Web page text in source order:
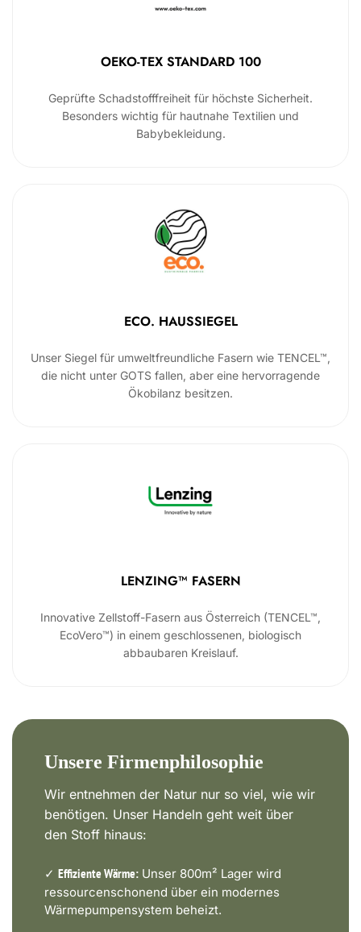
OEKO-TEX STANDARD 100
Geprüfte Schadstofffreiheit für höchste Sicherheit.
Besonders wichtig für hautnahe Textilien und
Babybekleidung.
ECO. HAUSSIEGEL
Unser Siegel für umweltfreundliche Fasern wie TENCEL™,
die nicht unter GOTS fallen, aber eine hervorragende
Ökobilanz besitzen.
LENZING™ FASERN
Innovative Zellstoff-Fasern aus Österreich (TENCEL™,
EcoVero™) in einem geschlossenen, biologisch
abbaubaren Kreislauf.
Unsere Firmenphilosophie
Wir entnehmen der Natur nur so viel, wie wir
benötigen. Unser Handeln geht weit über
den Stoff hinaus:
✓ Effiziente Wärme: Unser 800m² Lager wird
ressourcenschonend über ein modernes
Wärmepumpensystem beheizt.